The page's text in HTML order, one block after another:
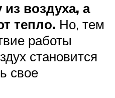
воздуха, а
тепло. Но, тем
работы
становится
свое